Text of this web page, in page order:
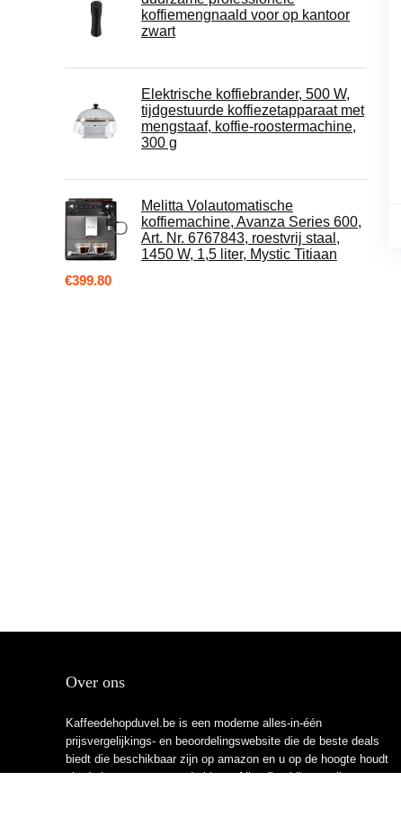
koffiemengnaald voor op kantoor
zwart
Elektrische koffiebrander, 500 W,
tijdgestuurde koffiezetapparaat met
mengstaaf, koffie-roostermachine,
300 g
Melitta Volautomatische
koffiemachine, Avanza Series 600,
Art. Nr. 6767843, roestvrij staal,
1450 W, 1,5 liter, Mystic Titiaan
€399.80
Over ons
Kaffeedehopduvel.be is een moderne alles-in-één
prijsvergelijkings- en beoordelingswebsite die de beste deals
biedt die beschikbaar zijn op amazon en u op de hoogte houdt
via de laatst toegevoegde blogs. Alle afbeeldingen zijn